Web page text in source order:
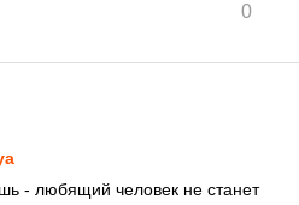
0
- любящий человек не станет